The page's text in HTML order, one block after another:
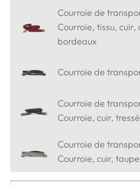
Courroie de
Courroie, tissu, cuir,
bordeaux
Courroie de
Courroie de
Courroie, cuir,
Courroie de
Courroie, cuir, taupe